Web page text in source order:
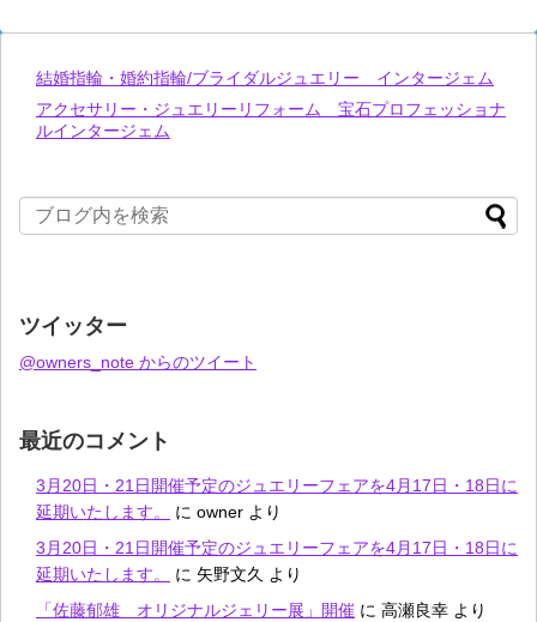
結婚指輪・婚約指輪/ブライダルジュエリー インタージェム
アクセサリー・ジュエリーリフォーム 宝石プロフェッショナ
ルインタージェム
ツイッター
@owners_note からのツイート
最近のコメント
3月20日・21日開催予定のジュエリーフェアを4月17日・18日に
延期いたします。
に owner より
3月20日・21日開催予定のジュエリーフェアを4月17日・18日に
延期いたします。
に 矢野文久 より
「佐藤郁雄 オリジナルジェリー展」開催 に 高瀬良幸 より